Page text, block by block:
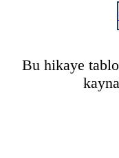
Bu hikaye